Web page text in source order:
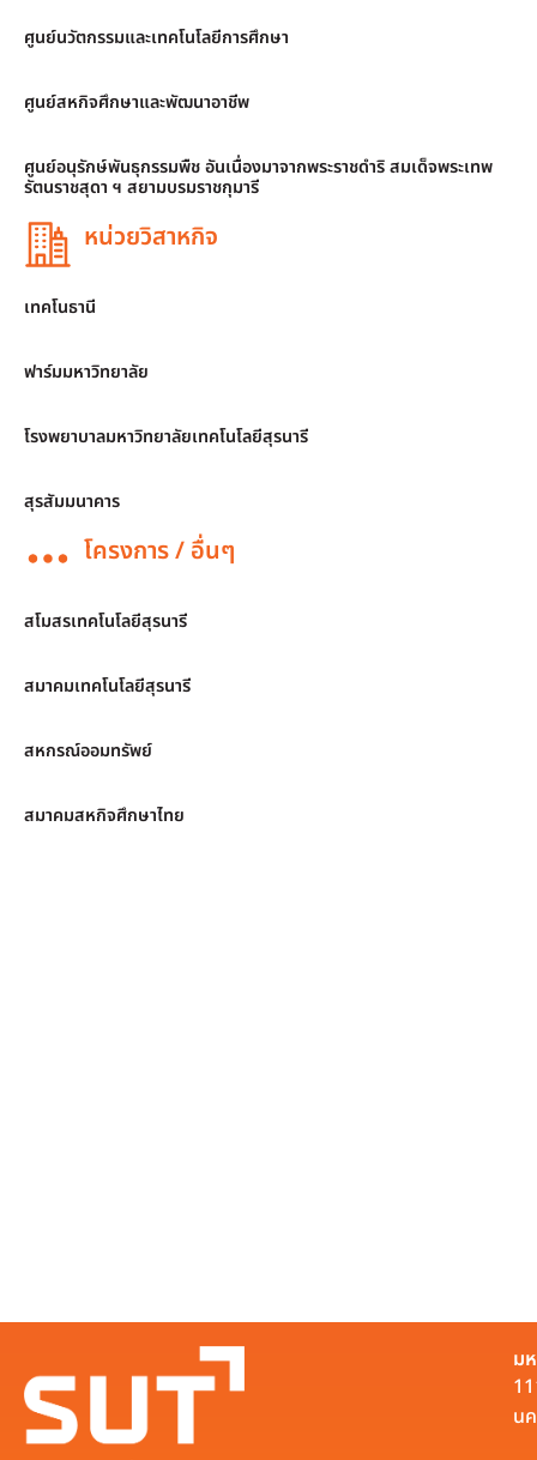
ศูนย์นวัตกรรมและเทคโนโลยีการศึกษา
ศูนย์สหกิจศึกษาและพัฒนาอาชีพ
ศูนย์อนุรักษ์พันธุกรรมพืช อันเนื่องมาจากพระราชดำริ สมเด็จพระเทพ
รัตนราชสุดา ฯ สยามบรมราชกุมารี
หน่วยวิสาหกิจ
เทคโนธานี
ฟาร์มมหาวิทยาลัย
โรงพยาบาลมหาวิทยาลัยเทคโนโลยีสุรนารี
สุรสัมมนาคาร
โครงการ / อื่นๆ
สโมสรเทคโนโลยีสุรนารี
สมาคมเทคโนโลยีสุรนารี
สหกรณ์ออมทรัพย์
สมาคมสหกิจศึกษาไทย
ม
น